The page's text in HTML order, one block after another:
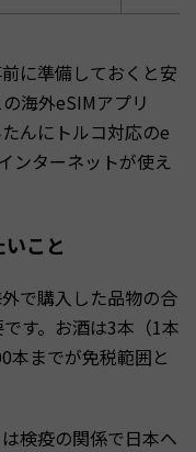
に準備しておくと安
海外eSIMアプリ
んにトルコ対応のe
ンターネットが使え
こと
で購入した品物の合
す。お酒は3本（1本
本までが免税範囲と
検疫の関係で日本へ